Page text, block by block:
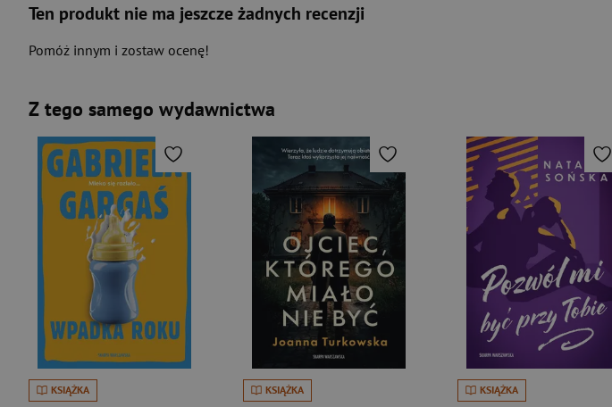
Ten produkt nie ma jeszcze żadnych recenzji
Pomóż innym i zostaw ocenę!
Z tego samego wydawnictwa
KSIĄŻKA KSIĄŻKA KSIĄŻKA